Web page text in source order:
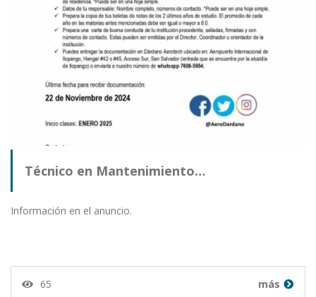
Técnico en Mantenimiento…
Información en el anuncio.
65 más